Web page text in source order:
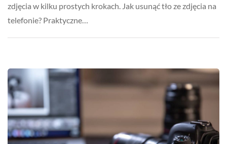
zdjęcia w kilku prostych krokach. Jak usunąć tło ze zdjęcia na
telefonie? Praktyczne…